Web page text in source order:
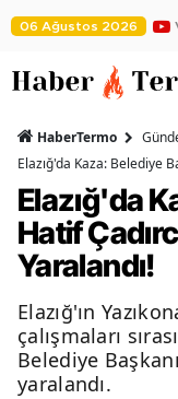
06 Ağustos 2026
HaberTermo
Elazığ'da Kaza: Belediye
Elazığ'da
Hatif
Yaralandı!
Elazığ'ın
çalışmaları
Belediye
yaralandı.